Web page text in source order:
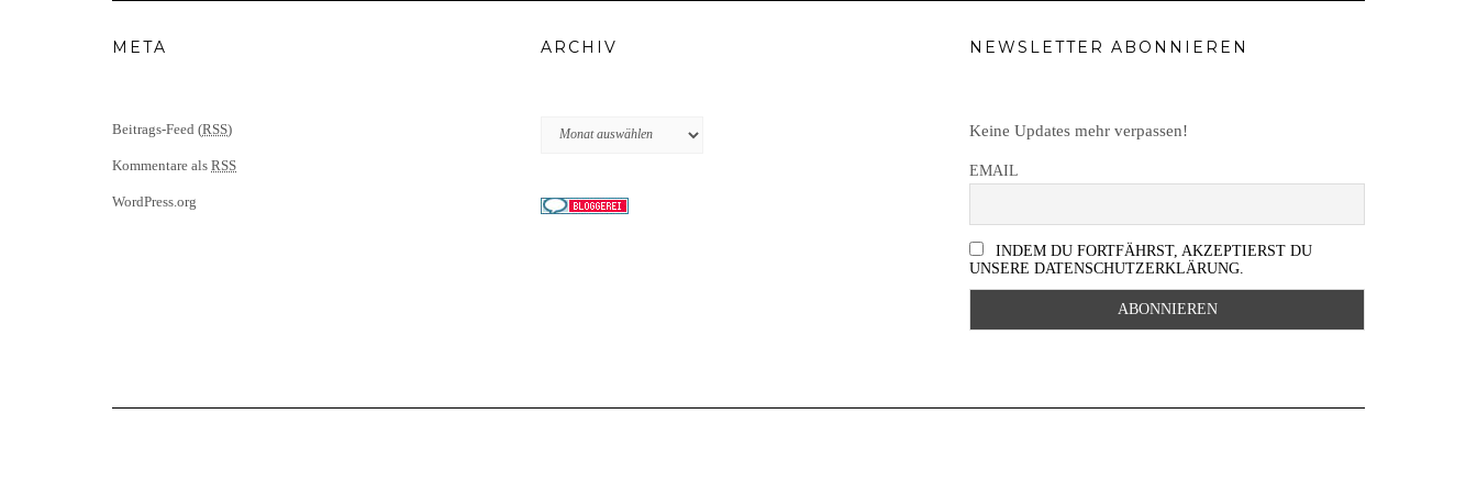
META
Beitrags-Feed (RSS)
Kommentare als RSS
WordPress.org
ARCHIV
Archiv
NEWSLETTER ABONNIEREN
Keine Updates mehr verpassen!
EMAIL
INDEM DU FORTFÄHRST, AKZEPTIERST DU
UNSERE DATENSCHUTZERKLÄRUNG.